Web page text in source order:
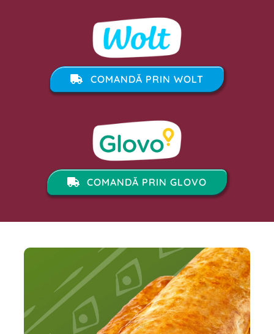
COMANDĂ PRIN WOLT
COMANDĂ PRIN GLOVO